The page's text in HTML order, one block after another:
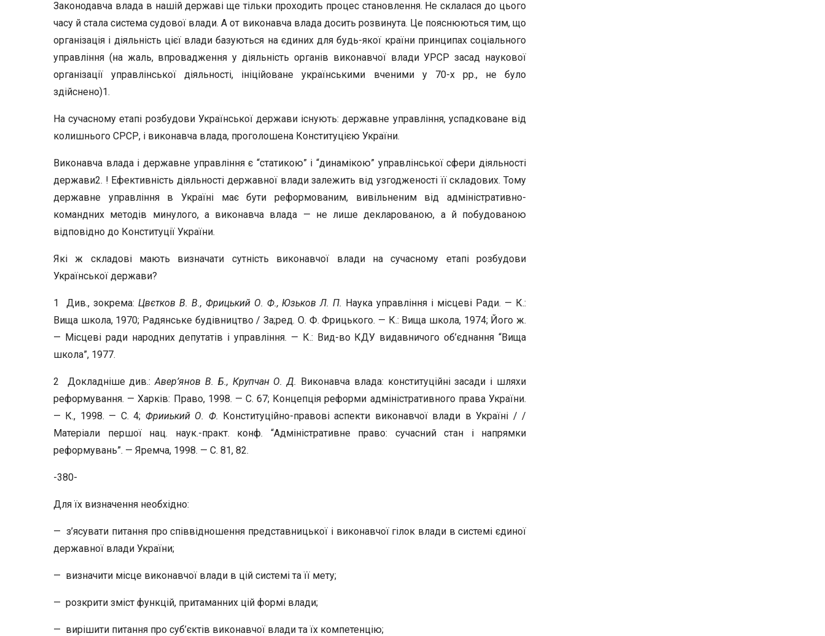
Законодавча влада в нашій державі ще тільки проходить процес становлення. Не склалася до цього
часу й стала система судової влади. А от виконавча влада досить розвинута. Це пояснюються тим, що
організація і діяльність цієї влади базуються на єдиних для будь-якої країни принципах соціального
управління (на жаль, впровадження у діяльність органів виконавчої влади УРСР засад наукової
організації управлінської діяльності, ініційоване українськими вченими у 70-х рр., не було
здійснено)1.
На сучасному етапі розбудови Української держави існують: державне управління, успадковане від
колишнього СРСР, і виконавча влада, проголошена Конституцією України.
Виконавча влада і державне управління є “статикою” і “динамікою” управлінської сфери діяльності
держави2. ! Ефективність діяльності державної влади залежить від узгодженості її складових. Тому
державне управління в Україні має бути реформованим, вивільненим від адміністративно-
командних методів минулого, а виконавча влада — не лише декларованою, а й побудованою
відповідно до Конституції України.
Які ж складові мають визначати сутність виконавчої влади на сучасному етапі розбудови
Української держави?
1 Див., зокрема: Цвєтков В. В., Фрицький О. Ф., Юзьков Л. П. Наука управління і місцеві Ради. — К.:
Вища школа, 1970; Радянське будівництво / За;ред. О. Ф. Фрицького. — К.: Вища школа, 1974; Його ж.
— Місцеві ради народних депутатів і управління. — К.: Вид-во КДУ видавничого об’єднання “Вища
школа”, 1977.
2 Докладніше див.:Авер’янов В. Б., Крупчан О. Д. Виконавча влада: конституційні засади і шляхи
реформування. — Харків: Право, 1998. — С. 67; Концепція реформи адміністративного права України.
— К., 1998. — С. 4; Фрииький О. Ф. Конституційно-правові аспекти виконавчої влади в Україні / /
Матеріали першої нац. наук.-практ. конф. “Адміністративне право: сучасний стан і напрямки
реформувань”. — Яремча, 1998. — С. 81, 82.
-380-
Для їх визначення необхідно:
— з’ясувати питання про співвідношення представницької і виконавчої гілок влади в системі єдиної
державної влади України;
— визначити місце виконавчої влади в цій системі та її мету;
— розкрити зміст функцій, притаманних цій формі влади;
— вирішити питання про суб’єктів виконавчої влади та їх компетенцію;